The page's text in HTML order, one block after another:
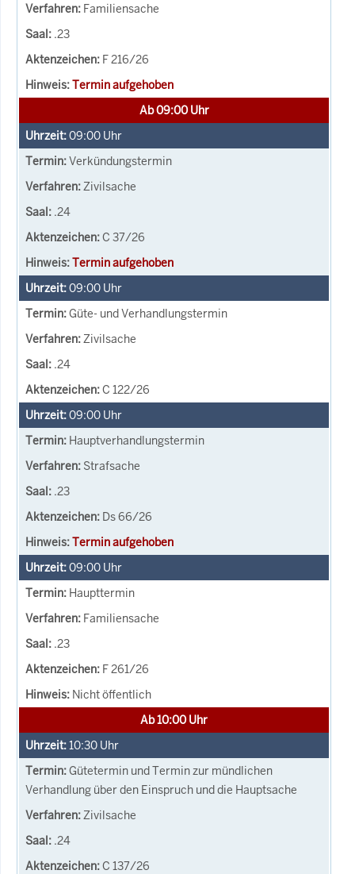
Familiensache
.23
F 216/26
Termin aufgehoben
Ab 09:00 Uhr
09:00 Uhr
Verkündungstermin
Zivilsache
.24
C 37/26
Termin aufgehoben
09:00 Uhr
Güte- und Verhandlungstermin
Zivilsache
.24
C 122/26
09:00 Uhr
Hauptverhandlungstermin
Strafsache
.23
Ds 66/26
Termin aufgehoben
09:00 Uhr
Haupttermin
Familiensache
.23
F 261/26
Nicht öffentlich
Ab 10:00 Uhr
10:30 Uhr
Gütetermin und Termin zur mündlichen
Verhandlung über den Einspruch und die Hauptsache
Zivilsache
.24
C 137/26